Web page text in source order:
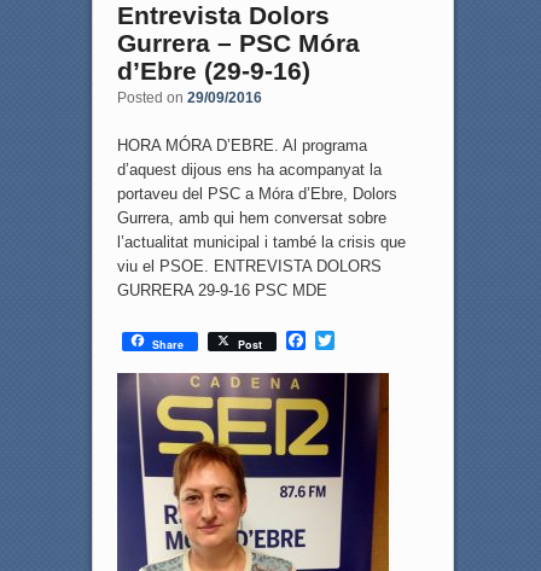
Entrevista Dolors
Gurrera – PSC Móra
d’Ebre (29-9-16)
Posted on 29/09/2016
HORA MÓRA D’EBRE. Al programa
d’aquest dijous ens ha acompanyat la
portaveu del PSC a Móra d’Ebre, Dolors
Gurrera, amb qui hem conversat sobre
l’actualitat municipal i també la crisis que
viu el PSOE. ENTREVISTA DOLORS
GURRERA 29-9-16 PSC MDE
Share Post
F
c
e
b
o
o
k
T
i
e